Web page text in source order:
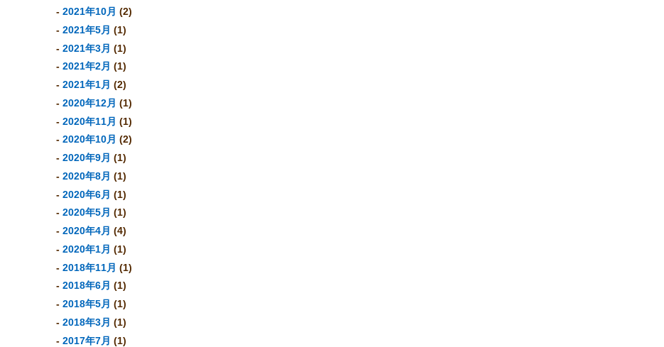
2021年10月 (2)
2021年5月 (1)
2021年3月 (1)
2021年2月 (1)
2021年1月 (2)
2020年12月 (1)
2020年11月 (1)
2020年10月 (2)
2020年9月 (1)
2020年8月 (1)
2020年6月 (1)
2020年5月 (1)
2020年4月 (4)
2020年1月 (1)
2018年11月 (1)
2018年6月 (1)
2018年5月 (1)
2018年3月 (1)
2017年7月 (1)